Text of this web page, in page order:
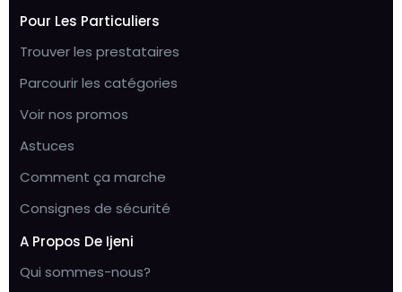
Pour Les Particuliers
Trouver les prestataires
Parcourir les catégories
Voir nos promos
Astuces
Comment ça marche
Consignes de sécurité
A Propos De Ijeni
Qui sommes-nous?